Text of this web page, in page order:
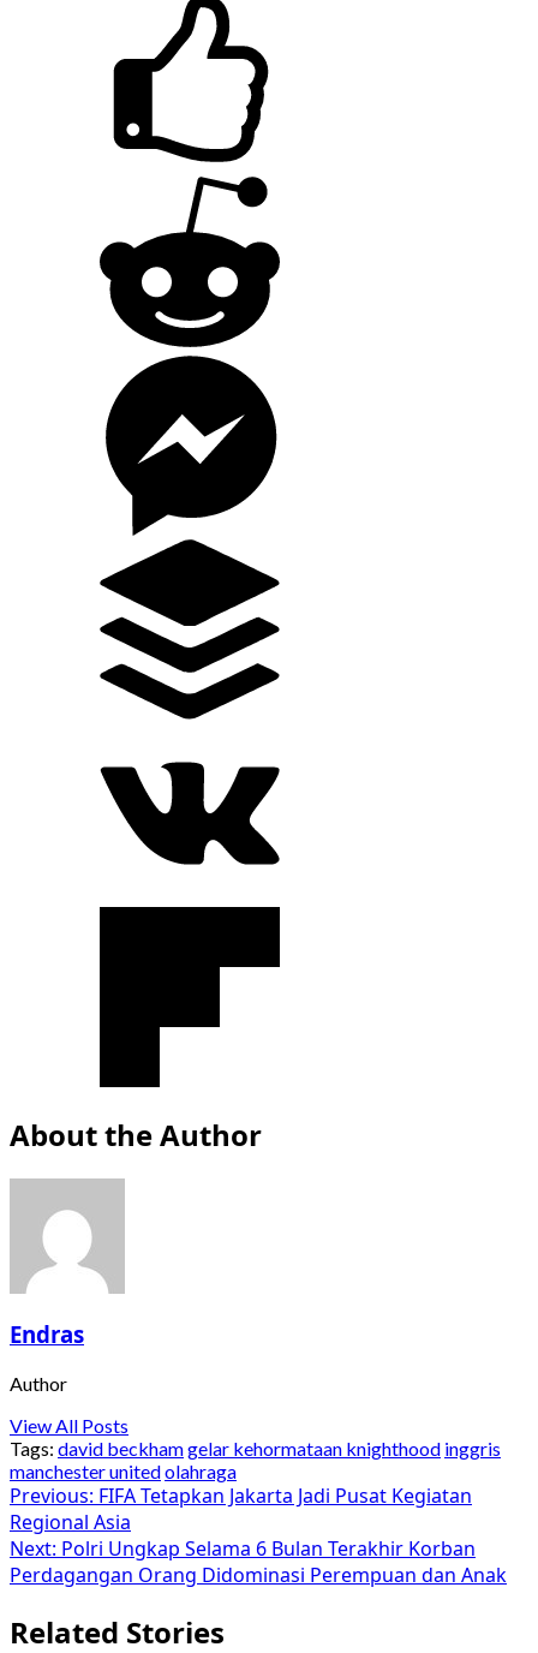
About the Author
Endras
Author
View All Posts
Tags: david beckhamgelar kehormataan knighthood inggris
manchester unitedolahraga
Post
navigation
Previous: FIFA Tetapkan Jakarta Jadi Pusat Kegiatan
Regional Asia
Next: Polri Ungkap Selama 6 Bulan Terakhir Korban
Perdagangan Orang Didominasi Perempuan dan Anak
Related Stories